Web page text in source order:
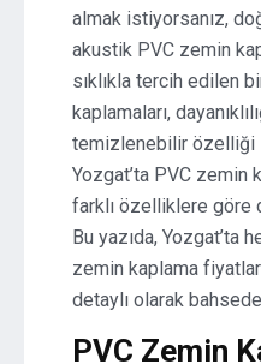
almak istiyorsanız,
akustik PVC zemin
sıklıkla tercih edilen
kaplamaları,
temizlenebilir özelliği
Yozgat’ta PVC zemin
farklı özelliklere göre
Bu yazıda, Yozgat’ta
zemin kaplama
detaylı olarak
PVC Zemin